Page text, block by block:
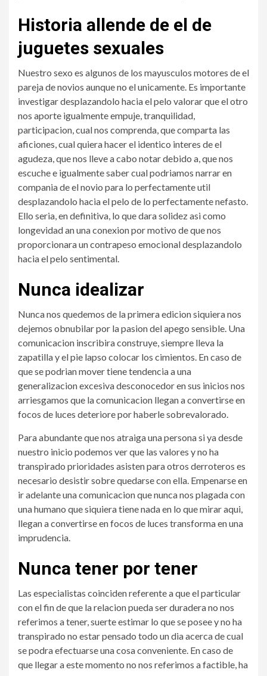
Historia allende de el de
juguetes sexuales
Nuestro sexo es algunos de los mayusculos motores de el
pareja de novios aunque no el unicamente. Es importante
investigar desplazandolo hacia el pelo valorar que el otro
nos aporte igualmente empuje, tranquilidad,
participacion, cual nos comprenda, que comparta las
aficiones, cual quiera hacer el identico interes de el
agudeza, que nos lleve a cabo notar debido a, que nos
escuche e igualmente saber cual podri­amos narrar en
compania de el novio para lo perfectamente util
desplazandolo hacia el pelo de lo perfectamente nefasto.
Ello seri­a, en definitiva, lo que dara solidez asi­ como
longevidad an una conexion por motivo de que nos
proporcionara un contrapeso emocional desplazandolo
hacia el pelo sentimental.
Nunca idealizar
Nunca nos quedemos de la primera edicion siquiera nos
dejemos obnubilar por la pasion del apego sensible. Una
comunicacion inscribira construye, siempre lleva la
zapatilla y el pie lapso colocar los cimientos. En caso de
que se podri­an mover tiene tendencia a una
generalizacion excesiva desconocedor en sus inicios nos
arriesgamos que la comunicacion llegan a convertirse en
focos de luces deteriore por haberle sobrevalorado.
Para abundante que nos atraiga una persona si ya desde
nuestro inicio podemos ver que las valores y no ha
transpirado prioridades asisten para otros derroteros es
necesario desistir sobre quedarse con ella. Empenarse en
ir adelante una comunicacion que nunca nos plagada con
una humano que siquiera tiene nada en lo que mirar aqui,
llegan a convertirse en focos de luces transforma en una
imprudencia.
Nunca tener por tener
Las especialistas coinciden referente a que el particular
con el fin de que la relacion pueda ser duradera no nos
referimos a tener, suerte estimar lo que se posee y no ha
transpirado no estar pensado todo un dia acerca de cual
se podra efectuarse una cosa conveniente. En caso de
que llegar a este momento no nos referimos a factible, ha